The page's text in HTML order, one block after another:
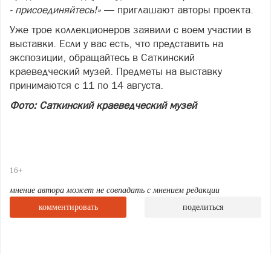
- присоединяйтесь!» — приглашают авторы проекта.
Уже трое коллекционеров заявили с воем участии в
выставки. Если у вас есть, что представить на
экспозиции, обращайтесь в Саткинский
краеведческий музей. Предметы на выставку
принимаются с 11 по 14 августа.
Фото: Саткинский краеведческий музей
16+
мнение автора может не совпадать с мнением редакции
комментировать
поделиться